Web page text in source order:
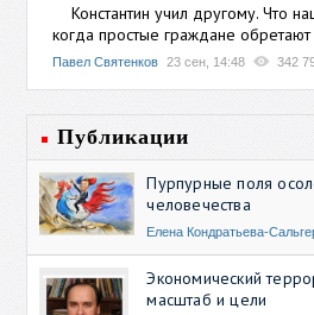
Константин учил другому. Что
когда простые граждане обретают
Павел Святенков 23 сен, 14:48 342
Публикации
Пурпурные поля
человечества
Елена Кондратьева-
Экономический
масштаб и цели